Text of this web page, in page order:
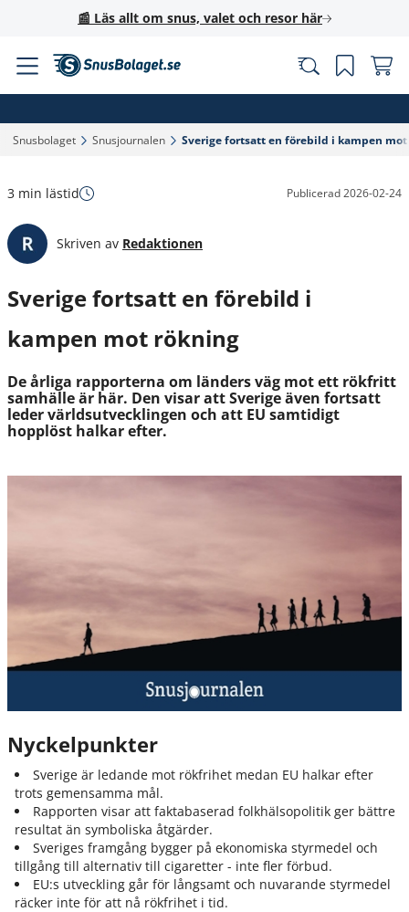
📰 Läs allt om snus, valet och resor här
Snusbolaget‎ Snusjournalen‎ Sverige fortsatt en förebild i kampen
3 min lästid Publicerad2026-02-24
Skriven av Redaktionen
Sverige fortsatt en förebild i
kampen mot rökning
De årliga rapporterna om länders väg mot ett rökfritt
samhälle är här. Den visar att Sverige även fortsatt
leder världsutvecklingen och att EU samtidigt
hopplöst halkar efter.
Nyckelpunkter
Sverige är ledande mot rökfrihet medan EU halkar efter
trots gemensamma mål.
Rapporten visar att faktabaserad folkhälsopolitik ger bättre
resultat än symboliska åtgärder.
Sveriges framgång bygger på ekonomiska styrmedel och
tillgång till alternativ till cigaretter - inte fler förbud.
EU:s utveckling går för långsamt och nuvarande styrmedel
räcker inte för att nå rökfrihet i tid.